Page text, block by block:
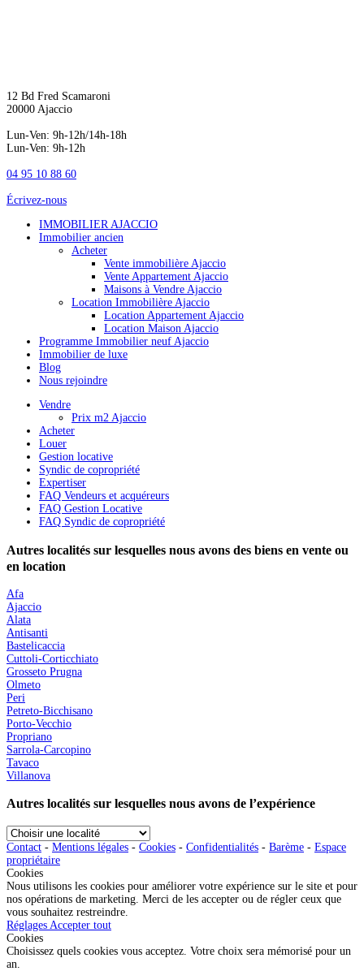
12 Bd Fred Scamaroni
20000 Ajaccio
Lun-Ven: 9h-12h/14h-18h
Lun-Ven: 9h-12h
04 95 10 88 60
Écrivez-nous
IMMOBILIER AJACCIO
Immobilier ancien
Acheter
Vente immobilière Ajaccio
Vente Appartement Ajaccio
Maisons à Vendre Ajaccio
Location Immobilière Ajaccio
Location Appartement Ajaccio
Location Maison Ajaccio
Programme Immobilier neuf Ajaccio
Immobilier de luxe
Blog
Nous rejoindre
Vendre
Prix m2 Ajaccio
Acheter
Louer
Gestion locative
Syndic de copropriété
Expertiser
FAQ Vendeurs et acquéreurs
FAQ Gestion Locative
FAQ Syndic de copropriété
Autres localités sur lesquelles nous avons des biens en vente ou
en location
Afa
Ajaccio
Alata
Antisanti
Bastelicaccia
Cuttoli-Corticchiato
Grosseto Prugna
Olmeto
Peri
Petreto-Bicchisano
Porto-Vecchio
Propriano
Sarrola-Carcopino
Tavaco
Villanova
Autres localités sur lesquelles nous avons de l’expérience
Choisir
une
localité
Contact - Mentions légales - Cookies - Confidentialités - Barème - Espace
propriétaire
Cookies
Nous utilisons les cookies pour améliorer votre expérience sur le site et pour
nos opérations de marketing. Merci de les accepter ou de régler ceux que
vous souhaitez restreindre.
Réglages Accepter tout
Cookies
Choisissez quels cookies vous acceptez. Votre choix sera mémorisé pour un
an.